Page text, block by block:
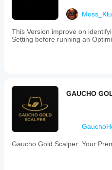
This Version improve on
Setting before running an
GAUCHO
Gaucho Gold Scalper: Your